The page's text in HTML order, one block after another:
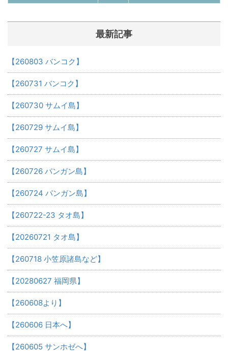
最新記事
【260803 バンコク】
【260731 バンコク】
【260730 サムイ島】
【260729 サムイ島】
【260727 サムイ島】
【260726 パンガン島】
【260724 パンガン島】
【260722-23 タオ島】
【20260721 タオ島】
【260718 小笠原諸島など】
【20280627 福岡県】
【260608より】
【260606 日本へ】
【260605 サンホゼへ】